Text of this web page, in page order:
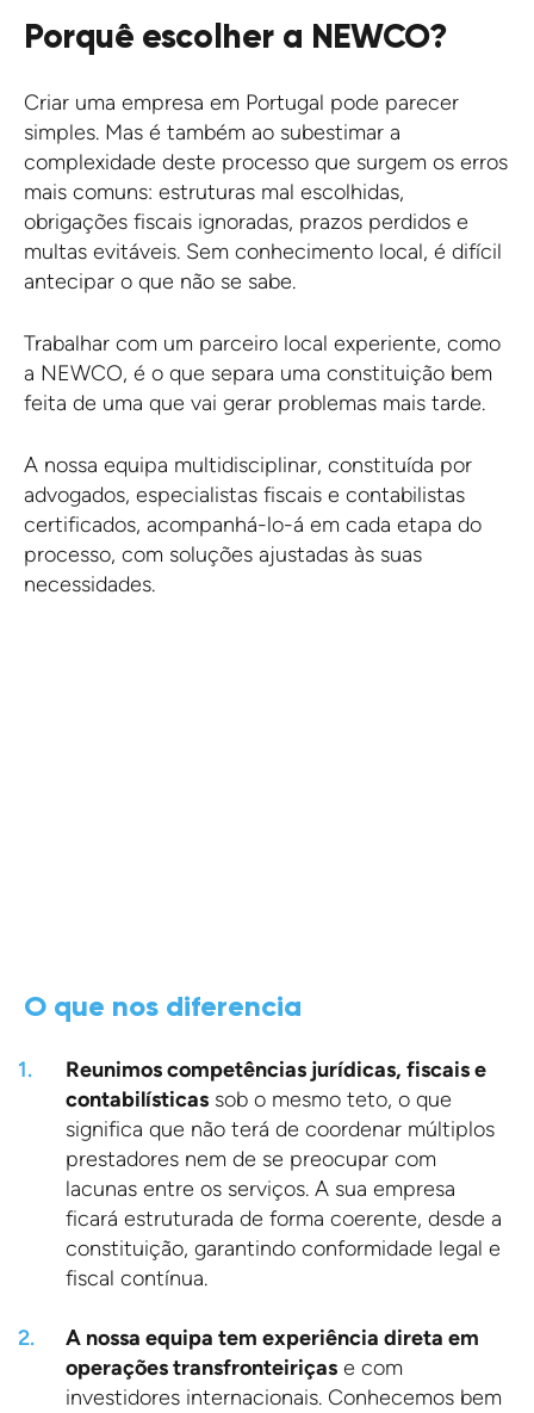
Porquê escolher a NEWCO?
Criar uma empresa em Portugal pode parecer
simples. Mas é também ao subestimar a
complexidade deste processo que surgem os erros
mais comuns: estruturas mal escolhidas,
obrigações fiscais ignoradas, prazos perdidos e
multas evitáveis. Sem conhecimento local, é difícil
antecipar o que não se sabe.
Trabalhar com um parceiro local experiente, como
a NEWCO, é o que separa uma constituição bem
feita de uma que vai gerar problemas mais tarde.
A nossa equipa multidisciplinar, constituída por
advogados, especialistas fiscais e contabilistas
certificados, acompanhá-lo-á em cada etapa do
processo, com soluções ajustadas às suas
necessidades.
O que nos diferencia
Reunimos competências jurídicas, fiscais e
contabilísticas sob o mesmo teto, o que
significa que não terá de coordenar múltiplos
prestadores nem de se preocupar com
lacunas entre os serviços. A sua empresa
ficará estruturada de forma coerente, desde a
constituição, garantindo conformidade legal e
fiscal contínua.
A nossa equipa tem experiência direta em
operações transfronteiriças e com
investidores internacionais. Conhecemos bem